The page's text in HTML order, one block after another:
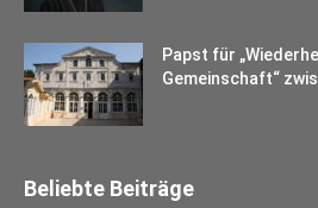
Papst für
Gemeinschaft“
Beliebte Beiträge